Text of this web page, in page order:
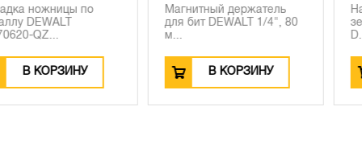
по
Магнитный держатель
для бит DEWALT 1/4", 80
В КОРЗИНУ
Набор
зенкеров и
В